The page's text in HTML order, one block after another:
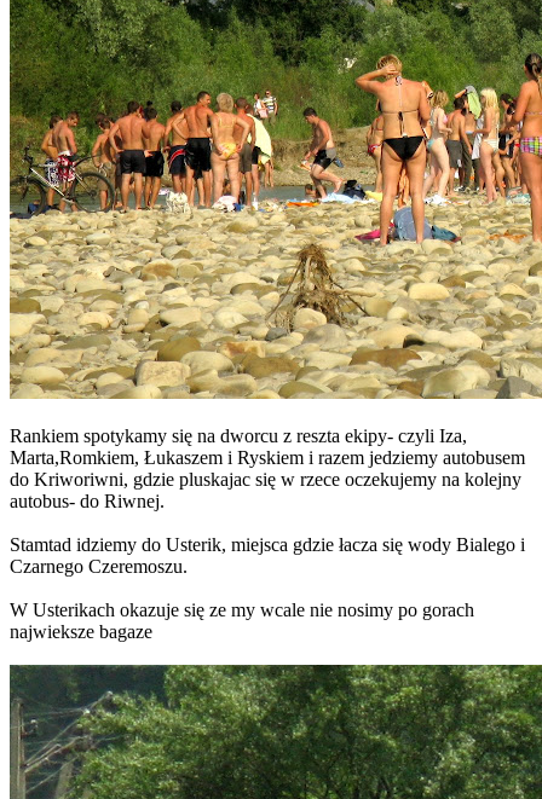
Rankiem spotykamy się na dworcu z reszta ekipy- czyli Iza,
Marta,Romkiem, Łukaszem i Ryskiem i razem jedziemy autobusem
do Kriworiwni, gdzie pluskajac się w rzece oczekujemy na kolejny
autobus- do Riwnej.
Stamtad idziemy do Usterik, miejsca gdzie łacza się wody Bialego i
Czarnego Czeremoszu.
W Usterikach okazuje się ze my wcale nie nosimy po gorach
najwieksze bagaze